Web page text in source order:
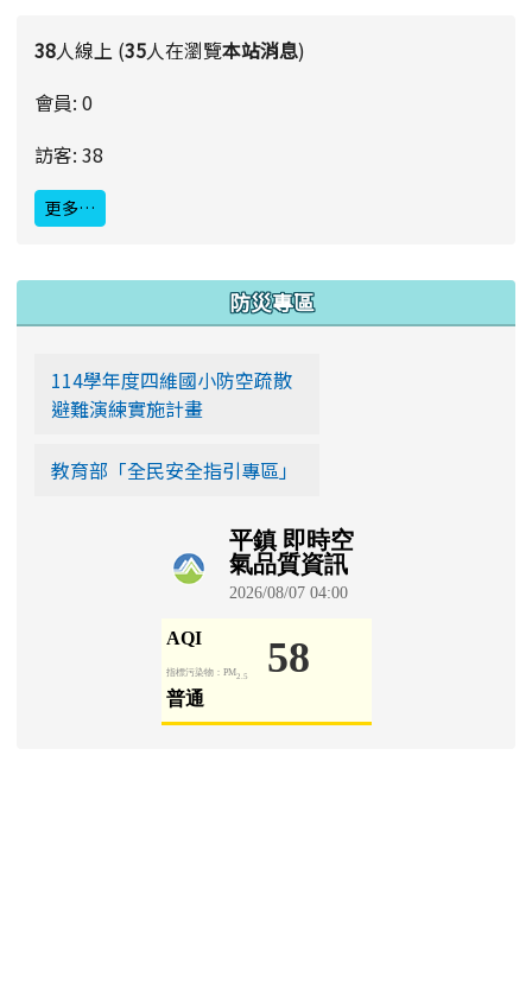
38人線上 (35人在瀏覽本站消息)
會員: 0
訪客: 38
更多…
防災專區
114學年度四維國小防空疏散
避難演練實施計畫
教育部「全民安全指引專區」